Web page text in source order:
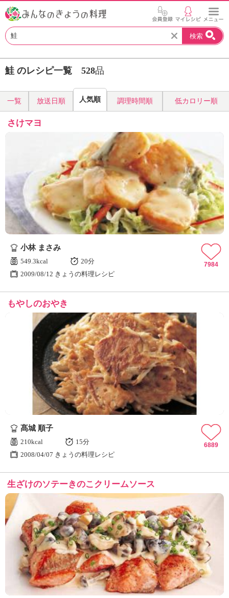
お
い
ピ
見
け
よ
う
。
N
H
K
エ
デ
ュ
ョ
み
ん
な
の
き
ょ
う
の
料
理
検索
鮭 のレシピ一覧 528品
一覧 放送日順 人気順 調理時間順 低カロリー順
さけマヨ
小林 まさみ
549.3kcal
20分
2009/08/12 きょうの料理レシピ
7984
もやしのおやき
髙城 順子
210kcal
15分
2008/04/07 きょうの料理レシピ
6889
生ざけのソテーきのこクリームソース